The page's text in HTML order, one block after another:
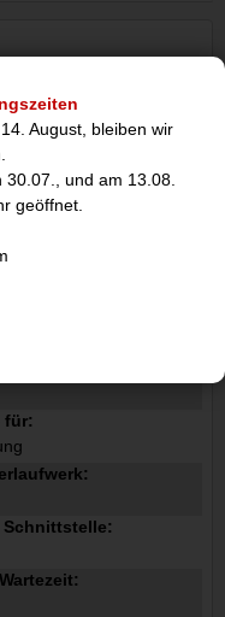
August, bleiben wir
und am 13.08.
geöffnet.
für:
Schnittstelle: